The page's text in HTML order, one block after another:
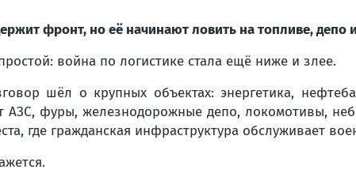
фронт, но её начинают ловить на топливе, депо
война по логистике стала ещё ниже и злее.
шёл о крупных объектах: энергетика,
АЗС, фуры, железнодорожные депо, локомотивы,
где гражданская инфраструктура обслуживает